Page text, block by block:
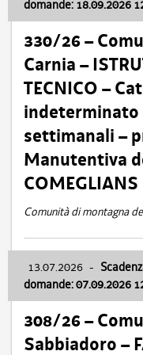
domande: 18.09.2026
330/26 –
Carnia –
TECNICO –
indeterminato
settimanali –
Manutentiva
COMEGLIANS
Comunità di montagna
13.07.2026 -
domande: 07.09.2026
308/26 –
Sabbiadoro –